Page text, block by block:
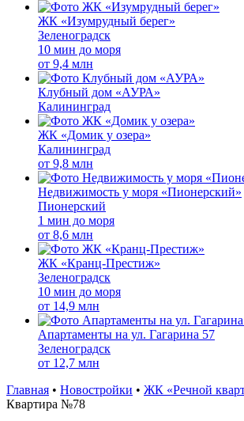
ЖК «Изумрудный берег»
Зеленоградск
10 мин до моря
от 9,4 млн
Клубный дом «АУРА»
Калининград
ЖК «Домик у озера»
Калининград
от 9,8 млн
Недвижимость у моря «Пионерский»
Пионерский
1 мин до моря
от 8,6 млн
ЖК «Кранц-Престиж»
Зеленоградск
10 мин до моря
от 14,9 млн
Апартаменты на ул. Гагарина 57
Зеленоградск
от 12,7 млн
Главная • Новостройки • ЖК «Речной
Квартира №78